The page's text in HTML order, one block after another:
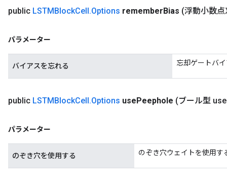
public LSTMBlockCell.Options rememberBias (浮動小数
パラメーター
バイアスを忘れる 忘却ゲートバ
public LSTMBlockCell.Options usePeephole (ブール型 use
パラメーター
のぞき穴を使用する のぞき穴ウェイトを使用す